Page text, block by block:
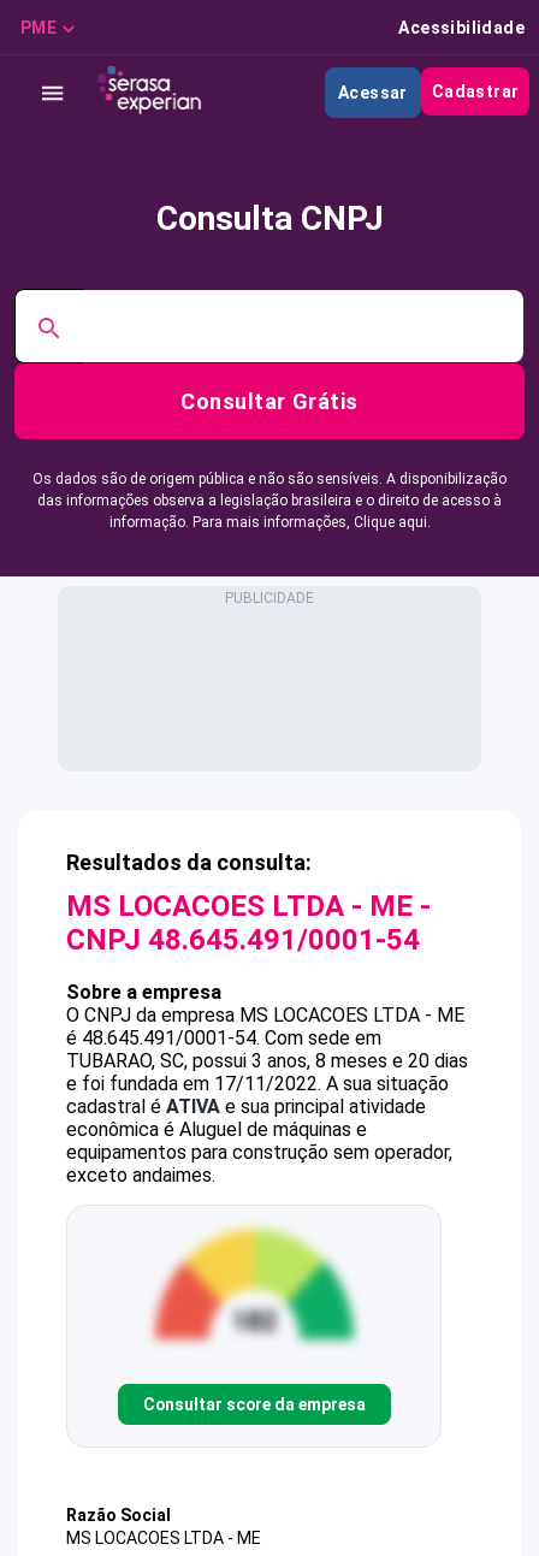
PME Acessibilidade
Acessar Cadastrar
Consulta CNPJ
Consultar Grátis
Os dados são de origem pública e não são sensíveis. A disponibilização
das informações observa a legislação brasileira e o direito de acesso à
informação. Para mais informações, Clique aqui.
Resultados da consulta:
MS LOCACOES LTDA - ME -
CNPJ 48.645.491/0001-54
Sobre a empresa
O CNPJ da empresa MS LOCACOES LTDA - ME
é 48.645.491/0001-54. Com sede em
TUBARAO, SC, possui 3 anos, 8 meses e 20 dias
e foi fundada em 17/11/2022. A sua situação
cadastral é ATIVA e sua principal atividade
econômica é Aluguel de máquinas e
equipamentos para construção sem operador,
exceto andaimes.
Consultar score da empresa
Razão Social
MS LOCACOES LTDA - ME